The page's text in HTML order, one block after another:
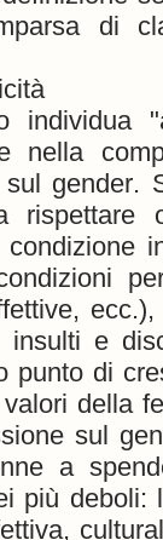
di
individua
nella
gender.
rispettare
insulti e
punto di
della
sul
a
più deboli: